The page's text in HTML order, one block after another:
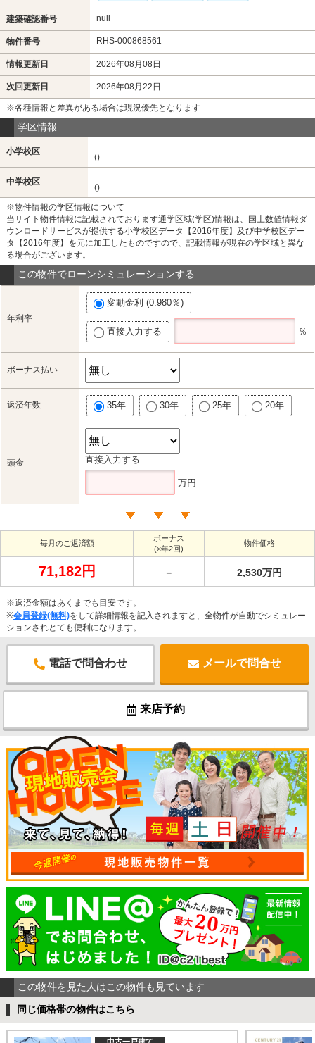
建築確認番号 null
物件番号 RHS-000868561
情報更新日 2026年08月08日
次回更新日 2026年08月22日
※各種情報と差異がある場合は現況優先となります
学区情報
小学校区
()
中学校区
()
※物件情報の学区情報について
当サイト物件情報に記載されております通学区域(学区)情報は、国土数値情報ダ
ウンロードサービスが提供する小学校区データ【2016年度】及び中学校区デー
タ【2016年度】を元に加工したものですので、記載情報が現在の学区域と異な
る場合がございます。
この物件でローンシミュレーションする
年利率
変動金利 (0.980％)
直接入力する ％
ボーナス払い
返済年数 35年 30年 25年 20年
頭金 直接入力する
万円
毎月のご返済額
ボーナス
(×年2回)
物件価格
71,182円 － 2,530万円
※返済金額はあくまでも目安です。
※会員登録(無料)をして詳細情報を記入されますと、全物件が自動でシミュレー
ションされとても便利になります。
電話で問合わせ メールで問合せ
来店予約
この物件を見た人はこの物件も見ています
同じ価格帯の物件はこちら